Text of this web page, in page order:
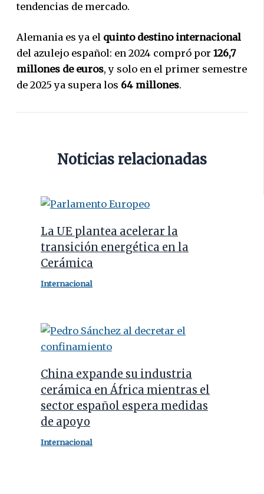
tendencias de mercado.
Alemania es ya el quinto destino internacional
del azulejo español: en 2024 compró por 126,7
millones de euros, y solo en el primer semestre
de 2025 ya supera los 64 millones.
Noticias relacionadas
La UE plantea acelerar la
transición energética en la
Cerámica
Internacional
China expande su industria
cerámica en África mientras el
sector español espera medidas
de apoyo
Internacional